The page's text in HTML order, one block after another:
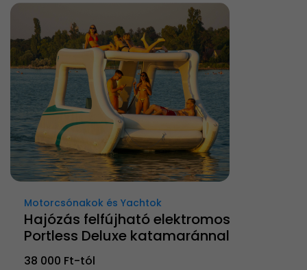
Motorcsónakok és Yachtok
Hajózás felfújható elektromos
Portless Deluxe katamaránnal
38 000 Ft-tól